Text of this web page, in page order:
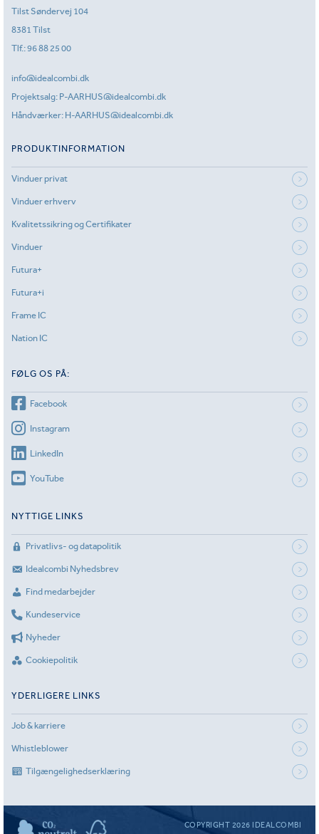
Tilst Søndervej 104
8381 Tilst
Tlf.:96 88 25 00
info@idealcombi.dk
Projektsalg: P-AARHUS@idealcombi.dk
Håndværker: H-AARHUS@idealcombi.dk
PRODUKTINFORMATION
Vinduer privat
Vinduer erhverv
Kvalitetssikring og Certifikater
Vinduer
Futura+
Futura+i
Frame IC
Nation IC
FØLG OS PÅ:
Facebook
Instagram
LinkedIn
YouTube
NYTTIGE LINKS
Privatlivs- og datapolitik
Idealcombi Nyhedsbrev
Find medarbejder
Kundeservice
Nyheder
Cookiepolitik
YDERLIGERE LINKS
Job & karriere
Whistleblower
Tilgængelighedserklæring
COPYRIGHT 2026 IDEALCOMBI